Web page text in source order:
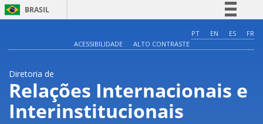
BRASIL
Comunica BR
Acesso à informação
Legislação
Canais
PT EN ES
FR
ACESSIBILIDADE
ALTO CONTRASTE
Diretoria de
Relações Internacionais e
Interinstitucionais